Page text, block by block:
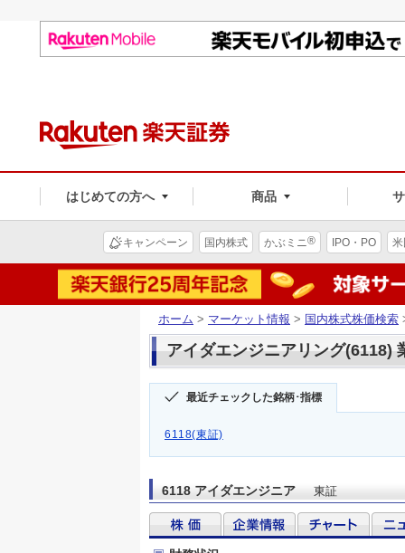
はじめての方へ 商品
キャンペーン 国内株式 かぶミニ® IPO・PO
ホーム > マーケット情報 > 国内株式株価検索
アイダエンジニアリング(6118)
最近チェックした銘柄･指標
6118(東証)
6118 アイダエンジニア 東証